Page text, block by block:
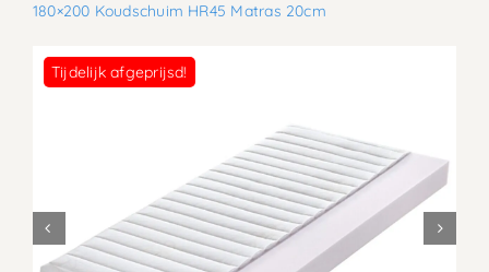
180×200 Koudschuim HR45 Matras 20cm
Tijdelijk afgeprijsd!